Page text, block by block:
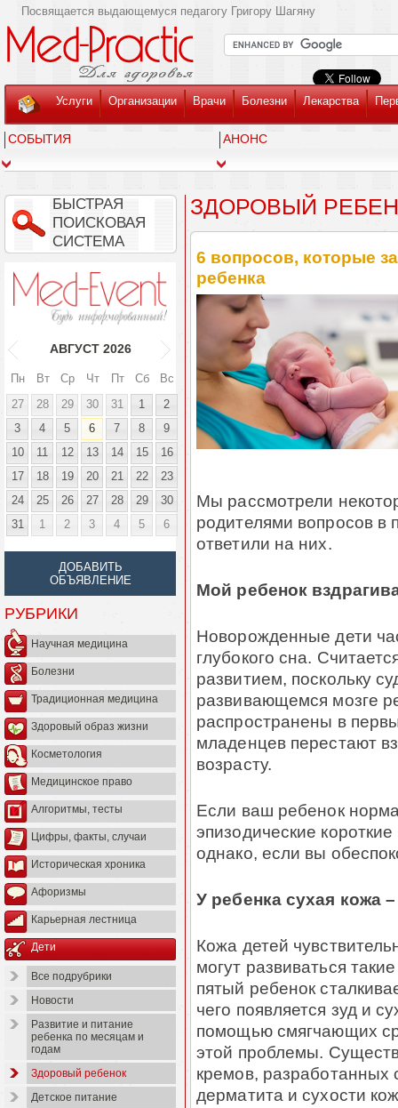
Посвящается выдающемуся педагогу Григору Шагяну
Услуги Организации Врачи Болезни Лекарства
СОБЫТИЯ АНОНС
БЫСТРАЯ
ПОИСКОВАЯ
СИСТЕМА
АВГУСТ 2026
Пн Вт Ср Чт Пт Сб
Вс
27
28 29 30 31 1
2
3
4 5 6 7 8
9
10
11 12 13 14 15
16
17
18 19 20 21 22
23
24
25 26 27 28 29
30
31
1 2 3 4 5 6
ДОБАВИТЬ
ОБЪЯВЛЕНИЕ
РУБРИКИ
Научная медицина
Болезни
Традиционная медицина
Здоровый образ жизни
Косметология
Медицинское право
Алгоритмы, тесты
Цифры, факты, случаи
Историческая хроника
Афоризмы
Карьерная лестница
Дети
Все подрубрики
Новости
Развитие и питание
ребенка по месяцам и
годам
Здоровый ребенок
Детское питание
ЗДОРОВЫЙ
6 вопросов, которые
ребенка
Мы рассмотрели
родителями вопросов в
ответили на них.
Мой ребенок
Новорожденные дети
глубокого сна.
развитием, поскольку
развивающемся мозге
распространены в
младенцев перестают
возрасту.
Если ваш ребенок
эпизодические
однако, если вы
У ребенка сухая кожа
Кожа детей
могут развиваться
пятый ребенок
чего появляется зуд и
помощью смягчающих
этой проблемы.
кремов, разработанных
дерматита и сухости